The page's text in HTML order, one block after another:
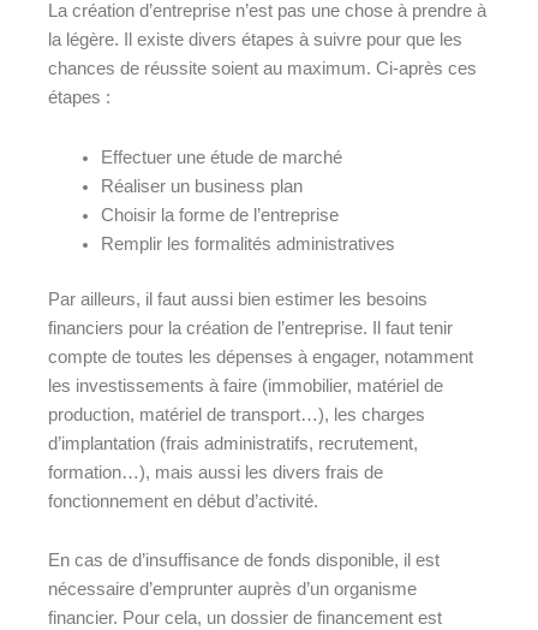
La création d’entreprise n’est pas une chose à prendre à
la légère. Il existe divers étapes à suivre pour que les
chances de réussite soient au maximum. Ci-après ces
étapes :
Effectuer une étude de marché
Réaliser un business plan
Choisir la forme de l’entreprise
Remplir les formalités administratives
Par ailleurs, il faut aussi bien estimer les besoins
financiers pour la création de l’entreprise. Il faut tenir
compte de toutes les dépenses à engager, notamment
les investissements à faire (immobilier, matériel de
production, matériel de transport…), les charges
d’implantation (frais administratifs, recrutement,
formation…), mais aussi les divers frais de
fonctionnement en début d’activité.
En cas de d’insuffisance de fonds disponible, il est
nécessaire d’emprunter auprès d’un organisme
financier. Pour cela, un dossier de financement est